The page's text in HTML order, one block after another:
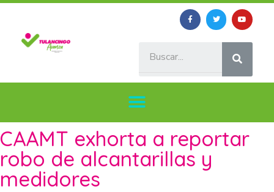
CAAMT exhorta a reportar
robo de alcantarillas y
medidores